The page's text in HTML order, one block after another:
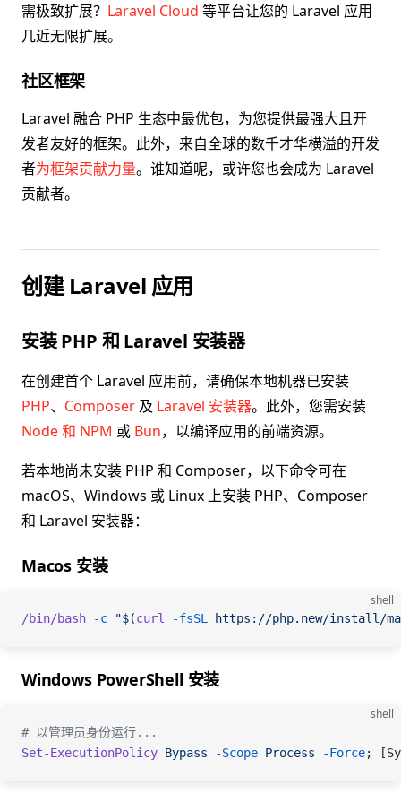
需极致扩展？ Laravel Cloud 等平台让您的 Laravel 应用
几近无限扩展。
社区框架
Laravel 融合 PHP 生态中最优包，为您提供最强大且开
发者友好的框架。此外，来自全球的数千才华横溢的开发
者为框架贡献力量。谁知道呢，或许您也会成为 Laravel
贡献者。
创建 Laravel 应用
安装 PHP 和 Laravel 安装器
在创建首个 Laravel 应用前，请确保本地机器已安装
PHP、 Composer 及 Laravel 安装器。此外，您需安装
Node 和 NPM 或 Bun，以编译应用的前端资源。
若本地尚未安装 PHP 和 Composer，以下命令可在
macOS、Windows 或 Linux 上安装 PHP、Composer
和 Laravel 安装器：
Macos 安装
shell
/bin/bash -c "$(curl -fsSL https://php.new/install/
Windows PowerShell 安装
shell
# 以管理员身份运行...
Set-ExecutionPolicy Bypass -Scope Process -Force;